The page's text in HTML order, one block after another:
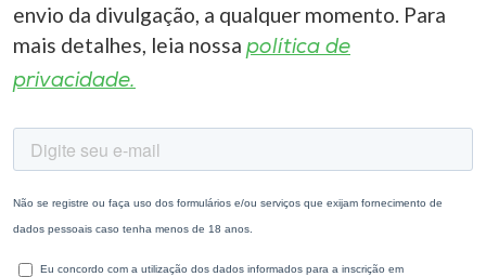
envio da divulgação, a qualquer momento. Para
mais detalhes, leia nossa política de
privacidade.